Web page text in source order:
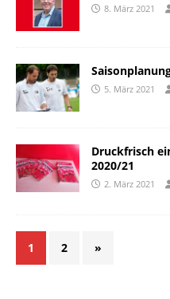
8. März 2021
5. März 2021
Druckfrisch
2020/21
2. März 2021
1 2 »